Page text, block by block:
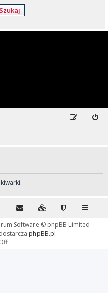
Software © phpBB Limited
phpBB.pl